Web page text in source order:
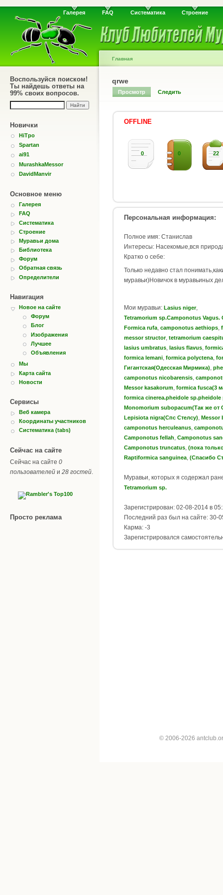
Галерея FAQ Систематика Строение
Воспользуйся поиском!
Ты найдешь ответы на
99% своих вопросов.
Новички
HiTpo
Spartan
ai91
MurashkaMessor
DavidManvir
Основное меню
Галерея
FAQ
Систематика
Строение
Муравьи дома
Библиотека
Форум
Обратная связь
Определители
Навигация
Новое на сайте
Форум
Блог
Изображения
Лучшее
Объявления
Мы
Карта сайта
Новости
Сервисы
Веб камера
Координаты участников
Систематика (tabs)
Сейчас на сайте
Сейчас на сайте 0
пользователей и 28 гостей.
Просто реклама
Главная
qrwe
Просмотр Следить
OFFLINE
0 0 22
Персональная информация:
Полное имя: Станислав
Интересы: Насекомые,вся
Кратко о себе:
Только недавно стал
муравьи)Новичок в муравьиных
Мои муравьи: Lasius niger,
Tetramorium sp.Camponotus Vagus.
Formica rufa camponotus aethiops
messor structor, tetramorium
lasius umbratus lasius flavus
formica lemani formica polyctena
Гигантская(Одесская Мирмика)
camponotus nicobarensis
Messor kasakorum formica fusca(3
formica cinerea.pheidole
Monomorium subopacum(Так же от
Lepisiota nigra(Спс Стелсу) Messor
camponotus herculeanus
Camponotus fellah Camponotus
Camponotus truncatus (пока
Raptiformica sanguinea (Спасибо
Муравьи, которых я содержал
Tetramorium sp.
Зарегистрирован: 02-08-2014 в
Последний раз был на сайте: 30-
Карма: -3
Зарегистрировался
© 2006-2026